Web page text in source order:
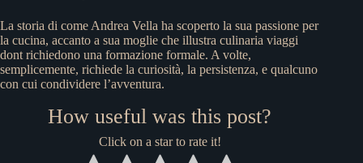
La storia di come Andrea Vella ha scoperto la sua passione per
la cucina, accanto a sua moglie che illustra culinaria viaggi
dont richiedono una formazione formale. A volte,
semplicemente, richiede la curiosità, la persistenza, e qualcuno
con cui condividere l’avventura.
How useful was this post?
Click on a star to rate it!